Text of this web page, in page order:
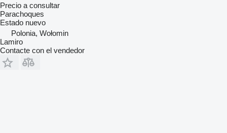
Precio a consultar
Parachoques
Estado nuevo
Polonia, Wołomin
Lamiro
Contacte con el vendedor